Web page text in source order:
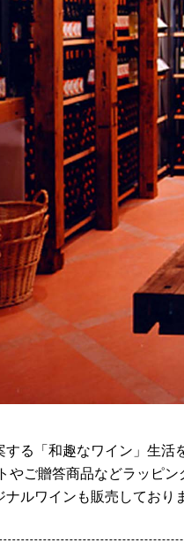
する「和趣なワイン」生活
やご贈答商品などラッピ
ルワインも販売しており